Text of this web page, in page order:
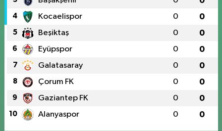
4 Kocaelispor 0 0
5 Beşiktaş 0 0
6 Eyüpspor 0 0
7 Galatasaray 0 0
8 Çorum FK 0 0
9 Gaziantep FK 0 0
10 Alanyaspor 0 0